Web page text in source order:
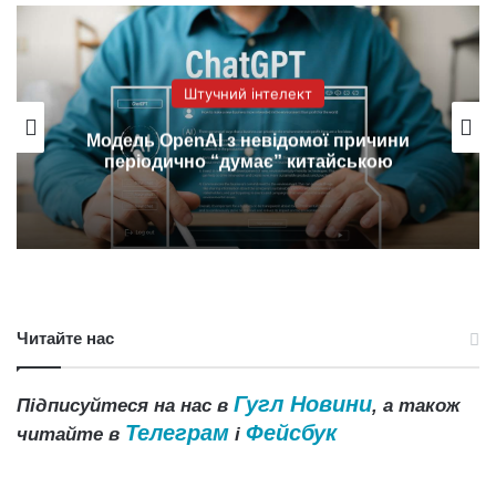
Штучний інтелект
Найбільший ризик штучного інтелекту
у вищій освіті полягає не в обмані, а в
руйнуванні самого навчання.
Читайте нас
Підписуйтеся на нас в Гугл Новини, а також
читайте в Телеграм і Фейсбук